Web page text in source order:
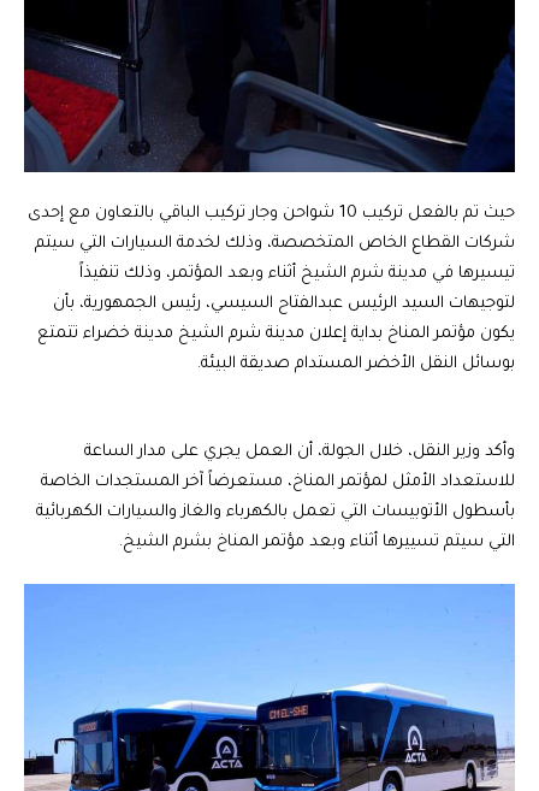
حيث تم بالفعل تركيب 10 شواحن وجار تركيب الباقي بالتعاون مع إحدى
شركات القطاع الخاص المتخصصة، وذلك لخدمة السيارات التي سيتم
تيسيرها في مدينة شرم الشيخ أثناء وبعد المؤتمر، وذلك تنفيذاً
لتوجيهات السيد الرئيس عبدالفتاح السيسي، رئيس الجمهورية، بأن
يكون مؤتمر المناخ بداية إعلان مدينة شرم الشيخ مدينة خضراء تتمتع
بوسائل النقل الأخضر المستدام صديقة البيئة.
وأكد وزير النقل، خلال الجولة، أن العمل يجري على مدار الساعة
للاستعداد الأمثل لمؤتمر المناخ، مستعرضاً آخر المستجدات الخاصة
بأسطول الأتوبيسات التي تعمل بالكهرباء والغاز والسيارات الكهربائية
التي سيتم تسييرها أثناء وبعد مؤتمر المناخ بشرم الشيخ.